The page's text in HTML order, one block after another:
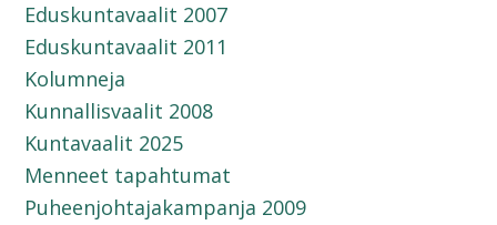
Eduskuntavaalit 2007
Eduskuntavaalit 2011
Kolumneja
Kunnallisvaalit 2008
Kuntavaalit 2025
Menneet tapahtumat
Puheenjohtajakampanja 2009